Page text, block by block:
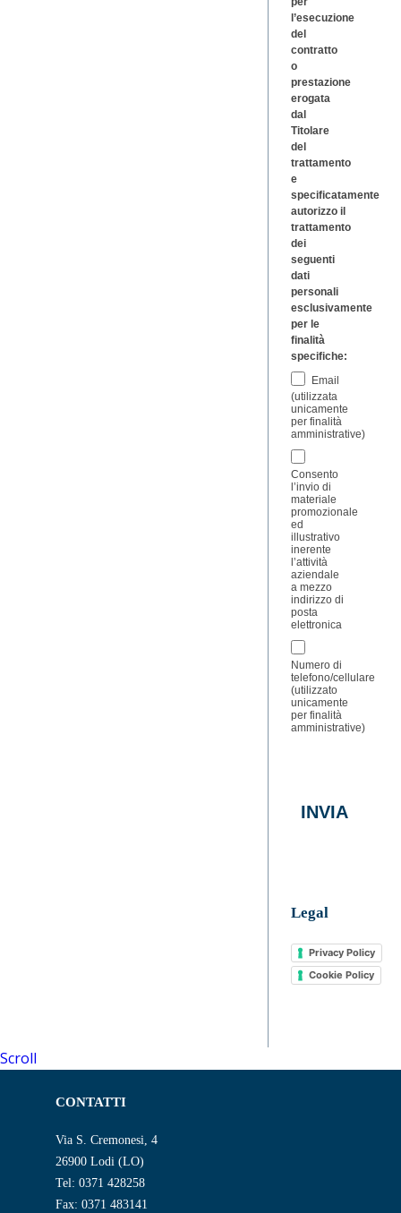
l’esecuzione
del
contratto
o
prestazione
erogata
dal
Titolare
del
trattamento
e
specificatamente
autorizzo il
trattamento
dei
seguenti
dati
personali
esclusivamente
per le
finalità
specifiche:
Email
(utilizzata
unicamente
per finalità
amministrative)
Consento
l’invio di
materiale
promozionale
ed
illustrativo
inerente
l’attività
aziendale
a mezzo
indirizzo di
posta
elettronica
Numero di
telefono/cellulare
(utilizzato
unicamente
per finalità
amministrative)
INVIA
Legal
Privacy Policy
Cookie Policy
Scroll
CONTATTI
Via S. Cremonesi, 4
26900 Lodi (LO)
Tel: 0371 428258
Fax: 0371 483141